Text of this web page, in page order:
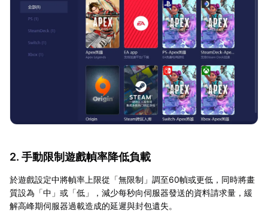
2. 手動限制遊戲幀率降低負載
於遊戲設定中將幀率上限從「無限制」調至60幀或更低，同時將畫
質設為「中」或「低」，減少每秒向伺服器發送的資料請求量，緩
解高峰期伺服器過載造成的延遲與封包遺失。